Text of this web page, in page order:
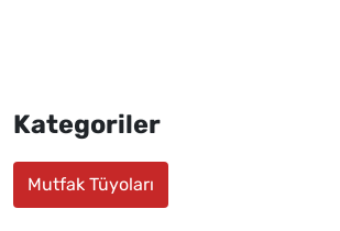
Kategoriler
Mutfak Tüyoları